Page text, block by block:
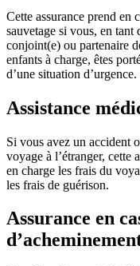
Cette assurance prend en
sauvetage si vous, en
conjoint(e) ou partenaire
enfants à charge, êtes
d’une situation d’urgence.
Assistance
Si vous avez un accident
voyage à l’étranger, cette
en charge les frais du
les frais de guérison.
Assurance en